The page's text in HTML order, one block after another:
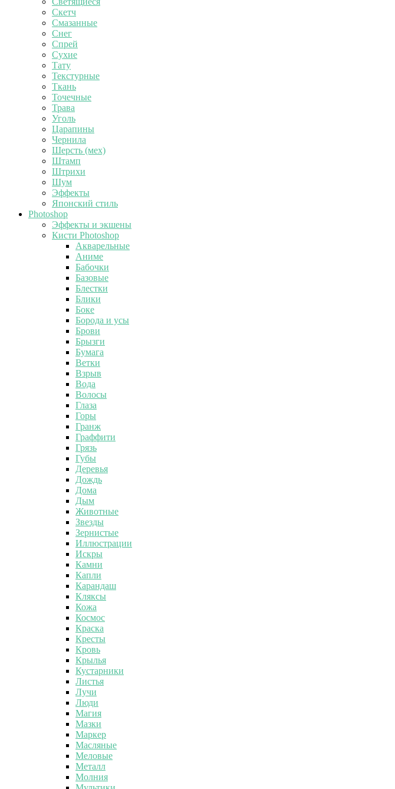
Скетч
Смазанные
Снег
Спрей
Сухие
Тату
Текстурные
Ткань
Точечные
Трава
Уголь
Царапины
Чернила
Шерсть (мех)
Штамп
Штрихи
Шум
Эффекты
Японский стиль
Photoshop
Эффекты и экшены
Кисти Photoshop
Акварельные
Аниме
Бабочки
Базовые
Блестки
Блики
Боке
Борода и усы
Брови
Брызги
Бумага
Ветки
Взрыв
Вода
Волосы
Глаза
Горы
Гранж
Граффити
Грязь
Губы
Деревья
Дождь
Дома
Дым
Животные
Звезды
Зернистые
Иллюстрации
Искры
Камни
Капли
Карандаш
Кляксы
Кожа
Космос
Краска
Кресты
Кровь
Крылья
Кустарники
Листья
Лучи
Люди
Магия
Мазки
Маркер
Масляные
Меловые
Металл
Молния